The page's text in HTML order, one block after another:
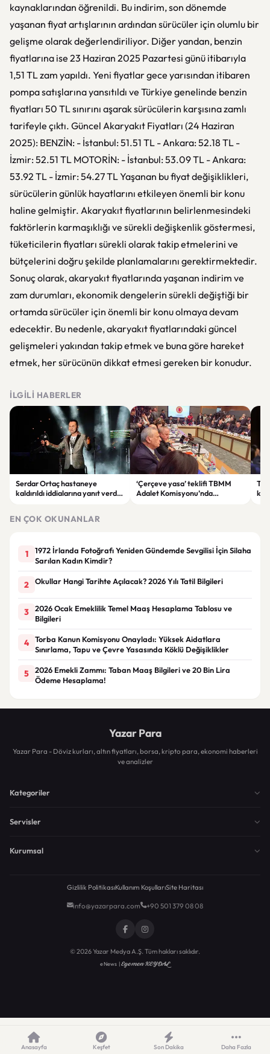
kaynaklarından öğrenildi. Bu indirim, son dönemde
yaşanan fiyat artışlarının ardından sürücüler için olumlu bir
gelişme olarak değerlendiriliyor. Diğer yandan, benzin
fiyatlarına ise 23 Haziran 2025 Pazartesi günü itibarıyla
1,51 TL zam yapıldı. Yeni fiyatlar gece yarısından itibaren
pompa satışlarına yansıtıldı ve Türkiye genelinde benzin
fiyatları 50 TL sınırını aşarak sürücülerin karşısına zamlı
tarifeyle çıktı. Güncel Akaryakıt Fiyatları (24 Haziran
2025): BENZİN: - İstanbul: 51.51 TL - Ankara: 52.18 TL -
İzmir: 52.51 TL MOTORİN: - İstanbul: 53.09 TL - Ankara:
53.92 TL - İzmir: 54.27 TL Yaşanan bu fiyat değişiklikleri,
sürücülerin günlük hayatlarını etkileyen önemli bir konu
haline gelmiştir. Akaryakıt fiyatlarının belirlenmesindeki
faktörlerin karmaşıklığı ve sürekli değişkenlik göstermesi,
tüketicilerin fiyatları sürekli olarak takip etmelerini ve
bütçelerini doğru şekilde planlamalarını gerektirmektedir.
Sonuç olarak, akaryakıt fiyatlarında yaşanan indirim ve
zam durumları, ekonomik dengelerin sürekli değiştiği bir
ortamda sürücüler için önemli bir konu olmaya devam
edecektir. Bu nedenle, akaryakıt fiyatlarındaki güncel
gelişmeleri yakından takip etmek ve buna göre hareket
etmek, her sürücünün dikkat etmesi gereken bir konudur.
İLGILI HABERLER
Serdar Ortaç hastaneye
kaldırıldı iddialarına yanıt verdi:
‘Çerçeve yasa’ teklifi TBMM
Adalet Komisyonu’nda
EN ÇOK OKUNANLAR
1
1972 İrlanda Fotoğrafı Yeniden Gündemde Sevgilisi İçin Silaha
Sarılan Kadın Kimdir?
2 Okullar Hangi Tarihte Açılacak? 2026 Yılı Tatil Bilgileri
3
2026 Ocak Emeklilik Temel Maaş Hesaplama Tablosu ve
Bilgileri
4
Torba Kanun Komisyonu Onayladı: Yüksek Aidatlara
Sınırlama, Tapu ve Çevre Yasasında Köklü Değişiklikler
5
2026 Emekli Zammı: Taban Maaş Bilgileri ve 20 Bin Lira
Ödeme Hesaplama!
Yazar Para
Yazar Para - Döviz kurları, altın fiyatları, borsa, kripto para, ekonomi haberleri
ve analizler
Kategoriler
Servisler
Kurumsal
Gizlilik PolitikasıKullanım KoşullarıSite Haritası
info@yazarpara.com +90 501 379 08 08
© 2026 Yazar Medya A.Ş. Tüm hakları saklıdır.
eNews |Egemen KEYDAL
Anasayfa Keşfet Son Dakika Daha Fazla